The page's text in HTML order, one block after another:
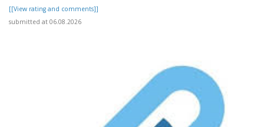
[[View rating and comments]]
submitted at 06.08.2026